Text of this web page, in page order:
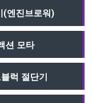
라(얀마엔진) 3
로라
(엔진브로워)
션 모타
럭 절단기